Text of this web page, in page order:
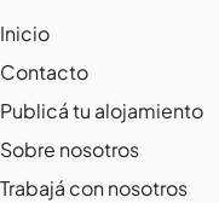
Inicio
Contacto
Publicá tu alojamiento
Sobre nosotros
Trabajá con nosotros